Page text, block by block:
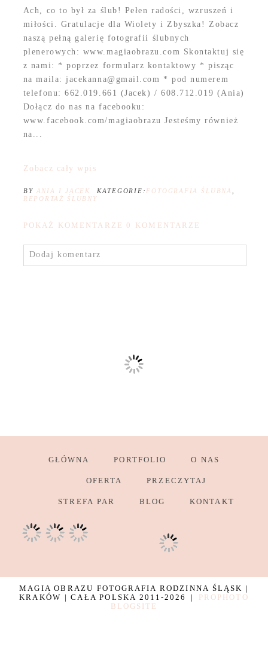
Ach, co to był za ślub! Pełen radości, wzruszeń i
miłości. Gratulacje dla Wiolety i Zbyszka! Zobacz
naszą pełną galerię fotografii ślubnych
plenerowych: www.magiaobrazu.com Skontaktuj się
z nami: * poprzez formularz kontaktowy * pisząc
na maila: jacekanna@gmail.com * pod numerem
telefonu: 662.019.661 (Jacek) / 608.712.019 (Ania)
Dołącz do nas na facebooku:
www.facebook.com/magiaobrazu Jesteśmy również
na...
Zobacz cały wpis
BY ANIA I JACEK KATEGORIE: FOTOGRAFIA ŚLUBNA
REPORTAŻ ŚLUBNY
POKAŻ KOMENTARZE 0 KOMENTARZE
Dodaj komentarz
GŁÓWNA PORTFOLIO O NAS
OFERTA PRZECZYTAJ
STREFA PAR BLOG KONTAKT
MAGIA OBRAZU FOTOGRAFIA RODZINNA ŚLĄSK |
KRAKÓW | CAŁA POLSKA 2011-2026
|
PROPHOTO
BLOGSITE